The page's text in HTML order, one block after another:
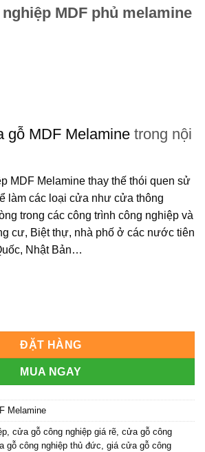
MDF phủ melamine
gỗ MDF Melamine trong nội
MDF Melamine thay thế thói quen sử
làm các loại cửa như cửa thông
trong các công trình công nghiệp và
cư, Biệt thự, nhà phố ở các nước tiên
Nhật Bản…
MDF phủ melamine KD.MM1 số lượng
ĐẶT HÀNG
MUA NGAY
Melamine
, cửa gỗ công nghiệp giá rẽ, cửa gỗ công
gỗ công nghiệp thủ đức, giá cửa gỗ công